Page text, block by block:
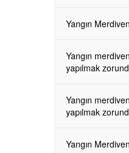
Yangın
Yangın
yapılmak
Yangın
yapılmak
Yangın